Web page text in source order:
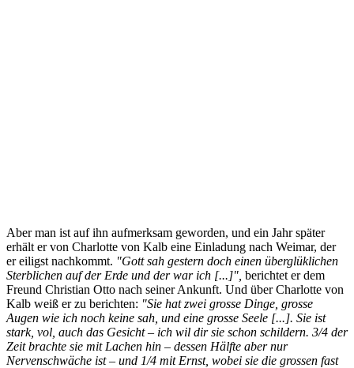
Aber man ist auf ihn aufmerksam geworden, und ein Jahr später
erhält er von Charlotte von Kalb eine Einladung nach Weimar, der
er eiligst nachkommt. "Gott sah gestern doch einen überglüklichen
Sterblichen auf der Erde und der war ich [...]", berichtet er dem
Freund Christian Otto nach seiner Ankunft. Und über Charlotte von
Kalb weiß er zu berichten: "Sie hat zwei grosse Dinge, grosse
Augen wie ich noch keine sah, und eine grosse Seele [...]. Sie ist
stark, vol, auch das Gesicht – ich wil dir sie schon schildern. 3/4 der
Zeit brachte sie mit Lachen hin – dessen Hälfte aber nur
Nervenschwäche ist – und 1/4 mit Ernst, wobei sie die grossen fast